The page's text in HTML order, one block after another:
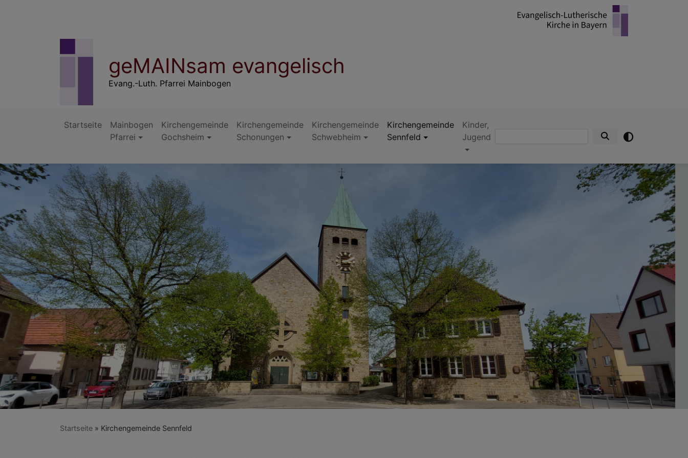
geMAINsam evangelisch
Evang.-Luth. Pfarrei Mainbogen
Hauptnavigation
Startseite
Mainbogen
Pfarrei
Kirchengemeinde
Gochsheim
Kirchengemeinde
Schonungen
Kirchengemeinde
Schwebheim
Kirchengemeinde
Sennfeld
Kinder,
JugendSuche
Startseite Kirchengemeinde Sennfeld